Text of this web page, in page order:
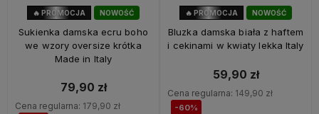
NOWOŚĆ
🔥 PROMOCJA
Sukienka damska ecru boho
we wzory oversize krótka
Made in Italy
79,90 zł
Cena regularna: 179,90 zł
NOWOŚĆ
OKAZJA
🔥 PROMOCJA
Bluzka damska biała z haftem
i cekinami w kwiaty lekka Italy
59,90 zł
Cena regularna: 149,90 zł
-60%